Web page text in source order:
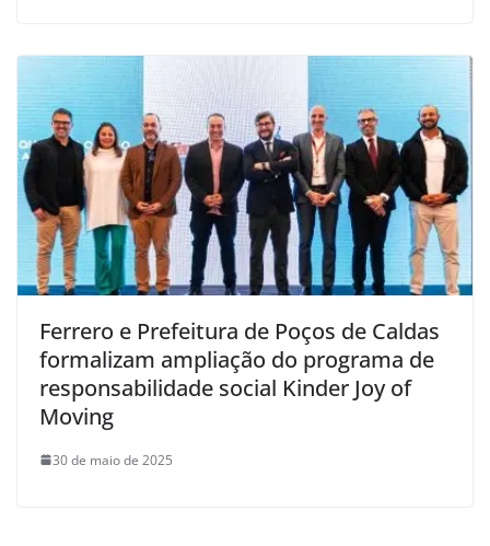
Ferrero e Prefeitura de Poços de Caldas
formalizam ampliação do programa de
responsabilidade social Kinder Joy of
Moving
30 de maio de 2025